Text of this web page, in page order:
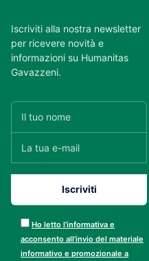
Iscriviti alla nostra newsletter
per ricevere novità e
informazioni su Humanitas
Gavazzeni.
Ho letto l’informativa e
acconsento all’invio del materiale
informativo e promozionale a